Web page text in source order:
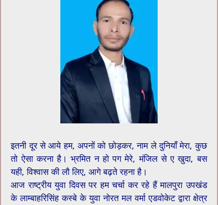
इतनी दूर से आये हम, अपनों को छोड़कर, नाम ले दुनियाँ मेरा, कुछ
तो ऐसा करना है। भ्रमित न हो पग मेरे, मंजिल से ए खुदा, बस
यही, विश्वास की लौ लिए, आगे बढ़ते रहना है।
आज राष्ट्रीय युवा दिवस पर हम चर्चा कर रहे हैं मालपुरा उपखंड
के लाम्बाहरिसिंह कस्बे के युवा नोरत मल वर्मा‌ एडवोकेट द्वारा क्षेत्र